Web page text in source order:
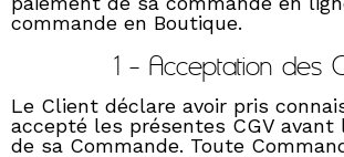
commande en Boutique.
1 - Acceptation des
Le Client déclare avoir pris
accepté les présentes CGV avant
de sa Commande. Toute